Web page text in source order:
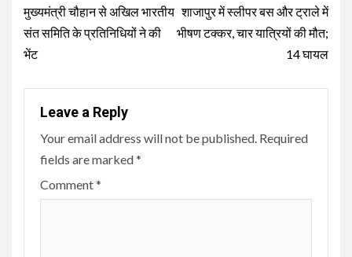
Reading
मुख्यमंत्री चौहान से अखिल भारतीय
संत समिति के प्रतिनिधियों ने की
भेंट
शाजापुर में स्लीपर बस और ट्राले में
भीषण टक्कर, चार यात्रियों की मौत;
14 घायल
Leave a Reply
Your email address will not be published. Required
fields are marked*
Comment*